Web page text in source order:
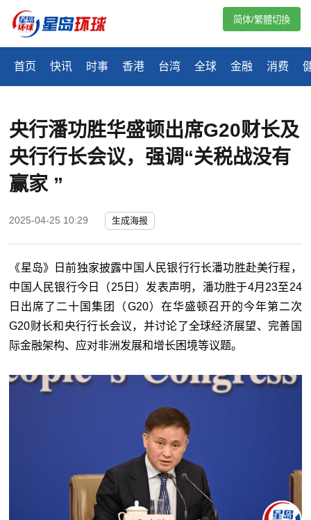
首页 快讯 时事 香港 台湾 全球 金融 消费
简体/繁體切換
央行潘功胜华盛顿出席G20财长及
央行行长会议，强调“关税战没有
赢家 ”
2025-04-25 10:29 生成海报
《星岛》日前独家披露中国人民银行行长潘功胜赴美行程，
中国人民银行今日（25日）发表声明，潘功胜于4月 23至24
日出席了二十国集团（G20）在华盛顿召开的今年第二次
G20财长和央行行长会议，并讨论了全球经济展望、完善国
际金融架构、应对非洲发展和增长困境等议题。